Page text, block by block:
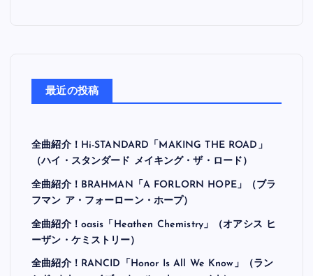
最近の投稿
全曲紹介！Hi-STANDARD「MAKING THE ROAD」
（ハイ・スタンダード メイキング・ザ・ロード）
全曲紹介！BRAHMAN「A FORLORN HOPE」（ブラ
フマン ア・フォーローン・ホープ）
全曲紹介！oasis「Heathen Chemistry」（オアシス ヒ
ーザン・ケミストリー）
全曲紹介！RANCID「Honor Is All We Know」（ラン